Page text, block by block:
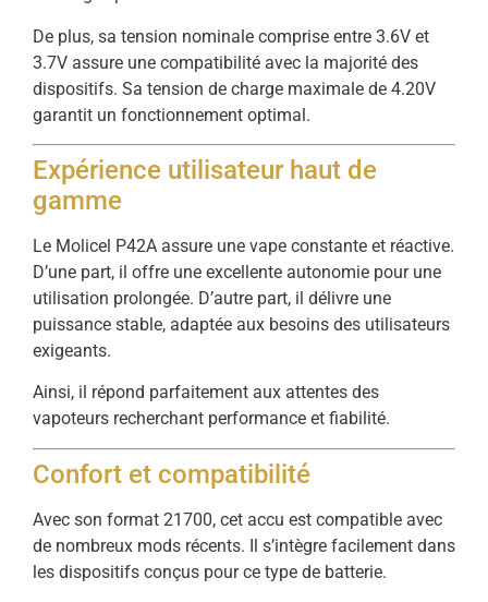
De plus, sa tension nominale comprise entre 3.6V et
3.7V assure une compatibilité avec la majorité des
dispositifs. Sa tension de charge maximale de 4.20V
garantit un fonctionnement optimal.
Expérience utilisateur haut de
gamme
Le Molicel P42A assure une vape constante et réactive.
D’une part, il offre une excellente autonomie pour une
utilisation prolongée. D’autre part, il délivre une
puissance stable, adaptée aux besoins des utilisateurs
exigeants.
Ainsi, il répond parfaitement aux attentes des
vapoteurs recherchant performance et fiabilité.
Confort et compatibilité
Avec son format 21700, cet accu est compatible avec
de nombreux mods récents. Il s’intègre facilement dans
les dispositifs conçus pour ce type de batterie.